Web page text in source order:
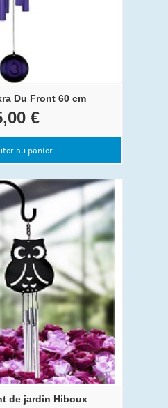
Du Front 60 cm
€
au panier
de jardin Hiboux